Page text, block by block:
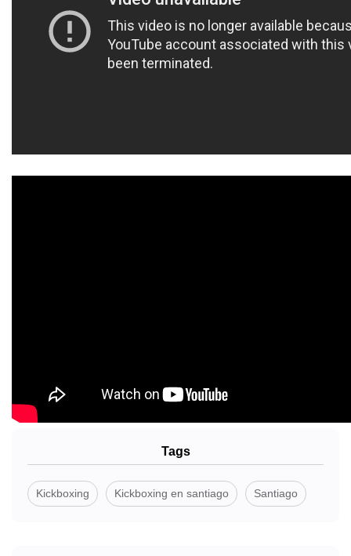
Tags
Kickboxing Kickboxing en santiago Santiago